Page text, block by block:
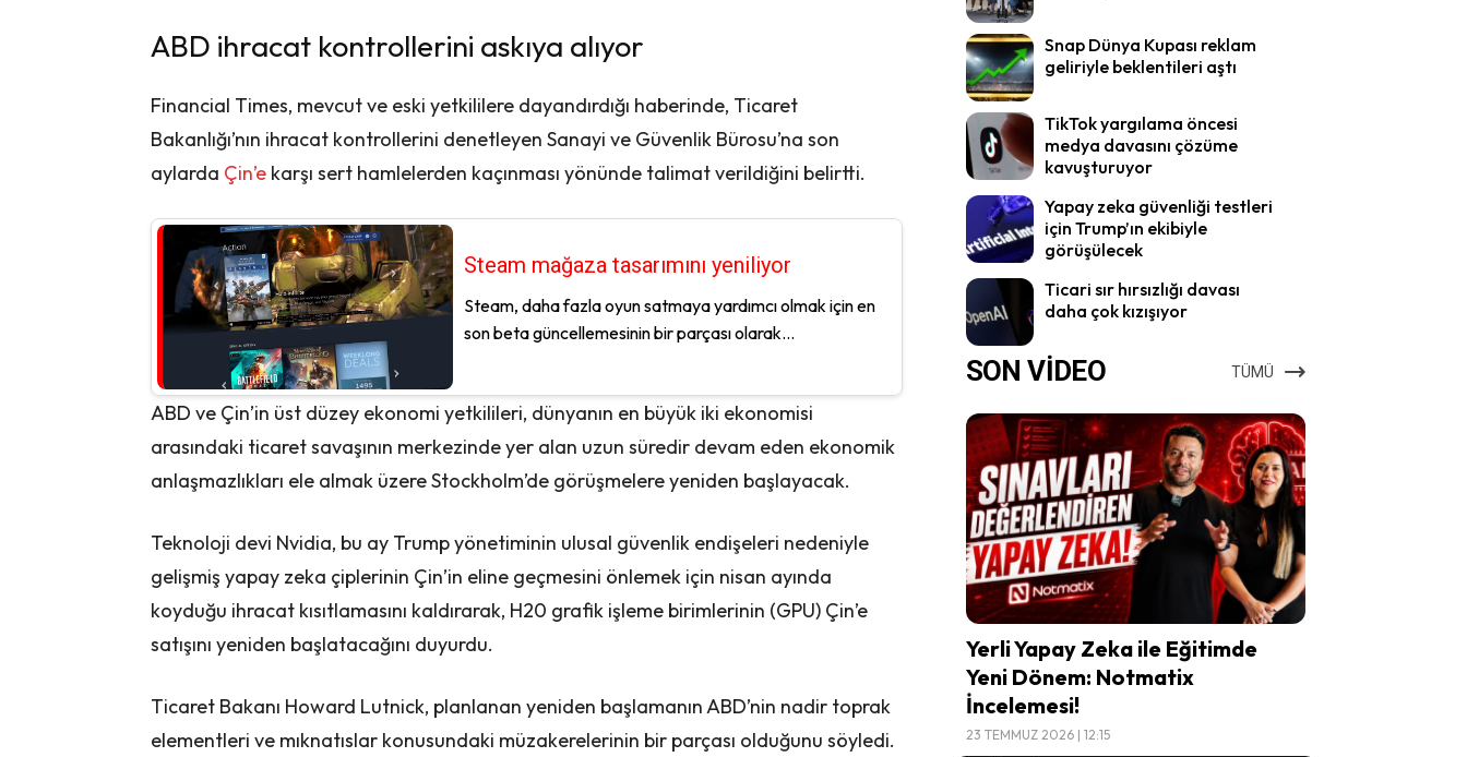
ABD ihracat kontrollerini askıya alıyor
Financial Times, mevcut ve eski yetkililere dayandırdığı haberinde, Ticaret
Bakanlığı’nın ihracat kontrollerini denetleyen Sanayi ve Güvenlik Bürosu’na son
aylarda Çin’e karşı sert hamlelerden kaçınması yönünde talimat verildiğini belirtti.
Steam mağaza tasarımını yeniliyor
Steam, daha fazla oyun satmaya yardımcı olmak için en
son beta güncellemesinin bir parçası olarak...
ABD ve Çin’in üst düzey ekonomi yetkilileri, dünyanın en büyük iki ekonomisi
arasındaki ticaret savaşının merkezinde yer alan uzun süredir devam eden ekonomik
anlaşmazlıkları ele almak üzere Stockholm’de görüşmelere yeniden başlayacak.
Teknoloji devi Nvidia, bu ay Trump yönetiminin ulusal güvenlik endişeleri nedeniyle
gelişmiş yapay zeka çiplerinin Çin’in eline geçmesini önlemek için nisan ayında
koyduğu ihracat kısıtlamasını kaldırarak, H20 grafik işleme birimlerinin (GPU) Çin’e
satışını yeniden başlatacağını duyurdu.
Ticaret Bakanı Howard Lutnick, planlanan yeniden başlamanın ABD’nin nadir toprak
elementleri ve mıknatıslar konusundaki müzakerelerinin bir parçası olduğunu söyledi.
Snap Dünya Kupası reklam
geliriyle beklentileri aştı
TikTok yargılama öncesi
medya davasını çözüme
kavuşturuyor
Yapay zeka güvenliği testleri
için Trump’ın ekibiyle
görüşülecek
Ticari sır hırsızlığı davası
daha çok kızışıyor
SON VİDEO TÜMÜ
Yerli Yapay Zeka ile Eğitimde
Yeni Dönem: Notmatix
İncelemesi!
23 TEMMUZ 2026 | 12:15